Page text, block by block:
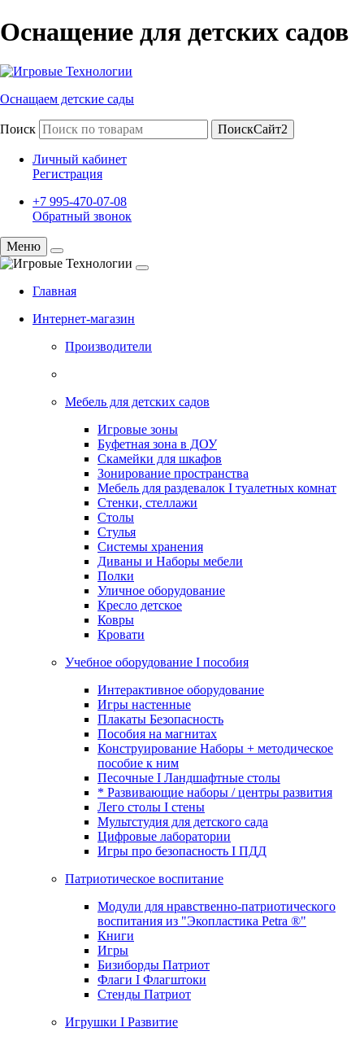
Оснащение для детских садов
Оснащаем детские сады
Поиск ПоискСайт2
Личный кабинет
Регистрация
+7 995-470-07-08
Обратный звонок
Меню
Главная
Интернет-магазин
Производители
Мебель для детских садов
Игровые зоны
Буфетная зона в ДОУ
Скамейки для шкафов
Зонирование пространства
Мебель для раздевалок I туалетных комнат
Стенки, стеллажи
Столы
Стулья
Системы хранения
Диваны и Наборы мебели
Полки
Уличное оборудование
Кресло детское
Ковры
Кровати
Учебное оборудование I пособия
Интерактивное оборудование
Игры настенные
Плакаты Безопасность
Пособия на магнитах
Конструирование Наборы + методическое
пособие к ним
Песочные I Ландшафтные столы
* Развивающие наборы / центры развития
Лего столы I стены
Мультстудия для детского сада
Цифровые лаборатории
Игры про безопасность I ПДД
Патриотическое воспитание
Модули для нравственно-патриотического
воспитания из "Экопластика Petra ®"
Книги
Игры
Бизиборды Патриот
Флаги I Флагштоки
Стенды Патриот
Игрушки I Развитие